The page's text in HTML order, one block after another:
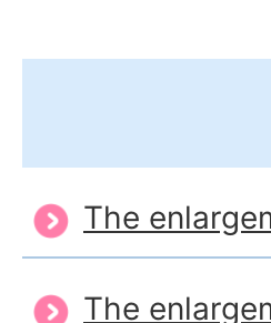
The
The